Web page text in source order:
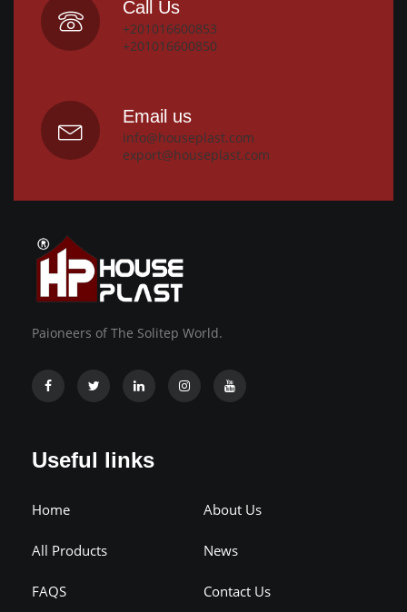
Call Us
+201016600853
+201016600850
Email us
info@houseplast.com
export@houseplast.com
Paioneers of The Solitep World.
Useful links
Home About Us
All Products News
FAQS Contact Us